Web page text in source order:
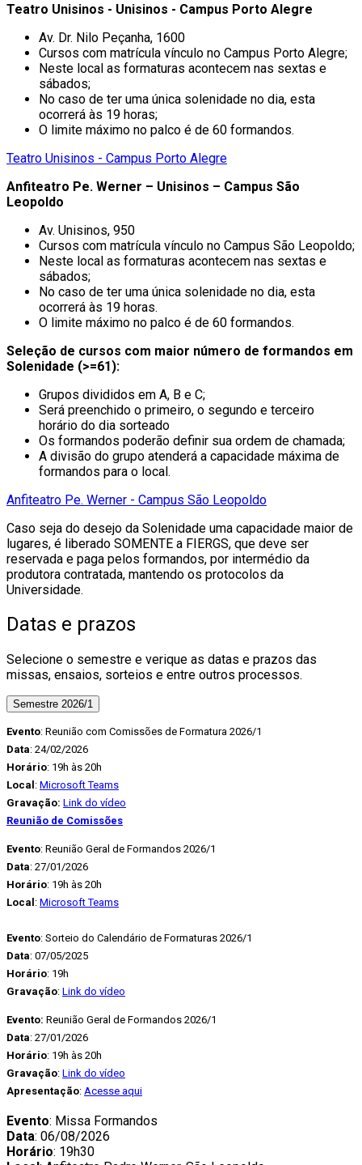
Teatro Unisinos - Unisinos - Campus Porto Alegre
Av. Dr. Nilo Peçanha, 1600
Cursos com matrícula vínculo no Campus Porto Alegre;
Neste local as formaturas acontecem nas sextas e
sábados;
No caso de ter uma única solenidade no dia, esta
ocorrerá às 19 horas;
O limite máximo no palco é de 60 formandos.
Teatro Unisinos - Campus Porto Alegre
Anfiteatro Pe. Werner – Unisinos – Campus São
Leopoldo
Av. Unisinos, 950
Cursos com matrícula vínculo no Campus São Leopoldo;
Neste local as formaturas acontecem nas sextas e
sábados;
No caso de ter uma única solenidade no dia, esta
ocorrerá às 19 horas.
O limite máximo no palco é de 60 formandos.
Seleção de cursos com maior número de formandos em
Solenidade (>=61):
Grupos divididos em A, B e C;
Será preenchido o primeiro, o segundo e terceiro
horário do dia sorteado
Os formandos poderão definir sua ordem de chamada;
A divisão do grupo atenderá a capacidade máxima de
formandos para o local.
Anfiteatro Pe. Werner - Campus São Leopoldo
Caso seja do desejo da Solenidade uma capacidade maior de
lugares, é liberado SOMENTE a FIERGS, que deve ser
reservada e paga pelos formandos, por intermédio da
produtora contratada, mantendo os protocolos da
Universidade.
Datas e prazos
Selecione o semestre e verique as datas e prazos das
missas, ensaios, sorteios e entre outros processos.
Semestre 2026/1
Evento: Reunião com Comissões de Formatura 2026/1
Data: 24/02/2026
Horário: 19h às 20h
Local : Microsoft Teams
Gravação: Link do vídeo
Reunião de Comissões
Evento: Reunião Geral de Formandos 2026/1
Data: 27/01/2026
Horário: 19h às 20h
Local : Microsoft Teams
Evento: Sorteio do Calendário de Formaturas 2026/1
Data: 07/05/2025
Horário: 19h
Gravação: Link do vídeo
Evento: Reunião Geral de Formandos 2026/1
Data: 27/01/2026
Horário: 19h às 20h
Gravação: Link do vídeo
Apresentação: Acesse aqui
Evento: Missa Formandos
Data: 06/08/2026
Horário: 19h30